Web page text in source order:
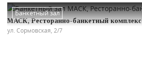
Банкетный зал
МАСК, Ресторанно-банкетный комплекс
ул. Сормовская, 2/7